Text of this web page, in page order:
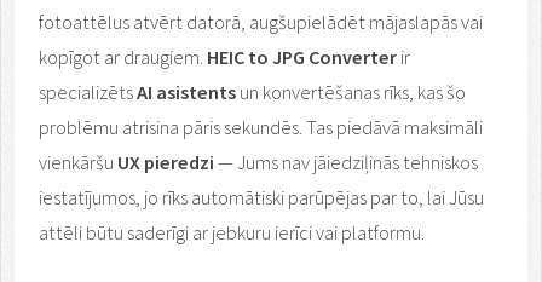
fotoattēlus atvērt datorā, augšupielādēt mājaslapās vai
kopīgot ar draugiem. HEIC to JPG Converter ir
specializētsAI asistents un konvertēšanas rīks, kas šo
problēmu atrisina pāris sekundēs. Tas piedāvā maksimāli
vienkāršu UX pieredzi — Jums nav jāiedziļinās tehniskos
iestatījumos, jo rīks automātiski parūpējas par to, lai Jūsu
attēli būtu saderīgi ar jebkuru ierīci vai platformu.